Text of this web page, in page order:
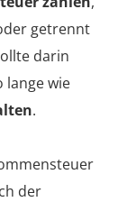
getrennt
darin
lange wie
.
der